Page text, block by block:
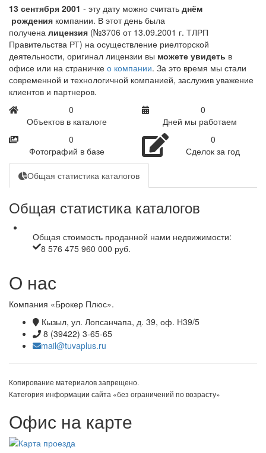
13 сентября 2001 - эту дату можно считать днём
рождения компании. В этот день была
получена лицензия (№3706 от 13.09.2001 г. ТЛРП
Правительства РТ) на осуществление риелторской
деятельности, оригинал лицензии вы можете увидеть в
офисе или на страничке о компании. За это время мы стали
современной и технологичной компанией, заслужив уважение
клиентов и партнеров.
0
Объектов в каталоге
0
Дней мы работаем
0
Фотографий в базе
0
Сделок за год
Общая статистика каталогов
Общая статистика каталогов
Общая стоимость проданной нами недвижимости:
8 576 475 960 000 руб.
О нас
Компания «Брокер Плюс».
Кызыл, ул. Лопсанчапа, д. 39, оф. Н39/5
8 (39422) 3-65-65
mail@tuvaplus.ru
Копирование материалов запрещено.
Категория информации сайта «без ограничений по возрасту»
Офис на карте